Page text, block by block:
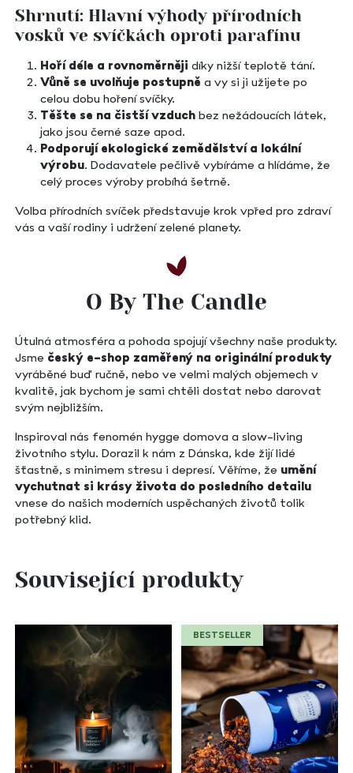
Shrnutí: Hlavní výhody přírodních
vosků ve svíčkách oproti parafínu
Hoří déle a rovnoměrněji díky nižší teplotě tání.
Vůně se uvolňuje postupně a vy si ji užijete po
celou dobu hoření svíčky.
Těšte se na čistší vzduch bez nežádoucích látek,
jako jsou černé saze apod.
Podporují ekologické zemědělství a lokální
výrobu. Dodavatele pečlivě vybíráme a hlídáme, že
celý proces výroby probíhá šetrně.
Volba přírodních svíček představuje krok vpřed pro zdraví
vás a vaší rodiny i udržení zelené planety.
O By The Candle
Útulná atmosféra a pohoda spojují všechny naše produkty.
Jsme český e-shop zaměřený na originální produkty
vyráběné buď ručně, nebo ve velmi malých objemech v
kvalitě, jak bychom je sami chtěli dostat nebo darovat
svým nejbližším.
Inspiroval nás fenomén hygge domova a slow-living
životního stylu. Dorazil k nám z Dánska, kde žijí lidé
šťastně, s minimem stresu i depresí. Věříme, že umění
vychutnat si krásy života do posledního detailu
vnese do našich moderních uspěchaných životů tolik
potřebný klid.
Související produkty
BESTSELLER